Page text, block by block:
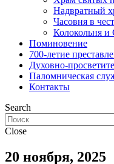
Надвратный
Часовня в
Колокольня и
Поминовение
700-летие
Духовно-
Паломническая
Контакты
Search
Close
20 ноября, 2025